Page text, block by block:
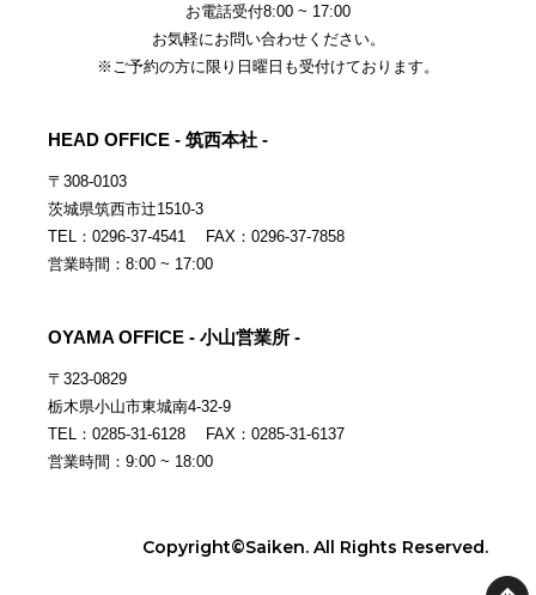
お電話受付8:00 ~ 17:00
お気軽にお問い合わせください。
※ご予約の方に限り日曜日も受付けております。
HEAD OFFICE - 筑西本社 -
〒308-0103
茨城県筑西市辻1510-3
TEL：0296-37-4541 FAX：0296-37-7858
営業時間：8:00 ~ 17:00
OYAMA OFFICE - 小山営業所 -
〒323-0829
栃木県小山市東城南4-32-9
TEL：0285-31-6128 FAX：0285-31-6137
営業時間：9:00 ~ 18:00
Copyright©Saiken. All Rights Reserved.